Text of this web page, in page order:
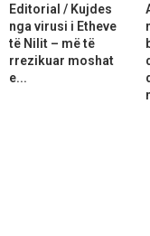
Editorial / Kujdes
nga virusi i Etheve
të Nilit – më të
rrezikuar moshat
e...